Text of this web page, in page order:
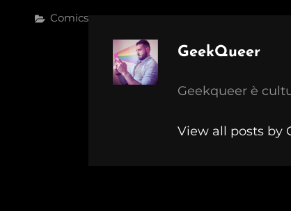
Categories
Comics
Author:
GeekQueer
Geekqueer è
View all posts by